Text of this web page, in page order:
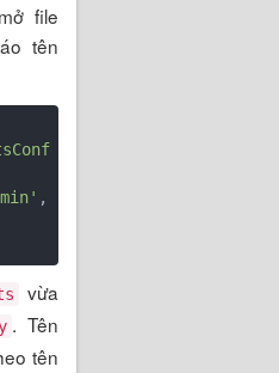
file
tên
,
vừa
. Tên
tên